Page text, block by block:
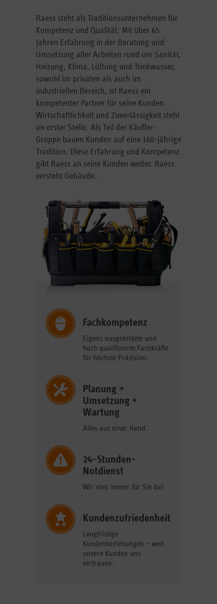
Raess steht als Traditionsunternehmen für
Kompetenz und Qualität. Mit über 65
Jahren Erfahrung in der Beratung und
Umsetzung aller Arbeiten rund um Sanitär,
Heizung, Klima, Lüftung und Trinkwasser,
sowohl im privaten als auch im
industriellen Bereich, ist Raess ein
kompetenter Partner für seine Kunden.
Wirtschaftlichkeit und Zuverlässigkeit steht
an erster Stelle. Als Teil der Käuffer-
Gruppe bauen Kunden auf eine 160-jährige
Tradition. Diese Erfahrung und Kompetenz
gibt Raess an seine Kunden weiter. Raess
versteht Gebäude.
Fachkompetenz
Eigens ausgebildete und
hoch qualifizierte Fachkräfte
für höchste Präzision.
Planung +
Umsetzung +
Wartung
Alles aus einer Hand.
24-Stunden-
Notdienst
Wir sind immer für Sie da!
Kundenzufriedenheit
Langfristige
Kundenbeziehungen – weil
unsere Kunden uns
vertrauen.